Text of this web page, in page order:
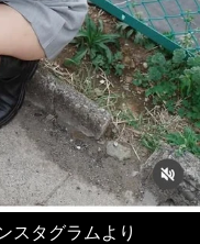
スタグラムより